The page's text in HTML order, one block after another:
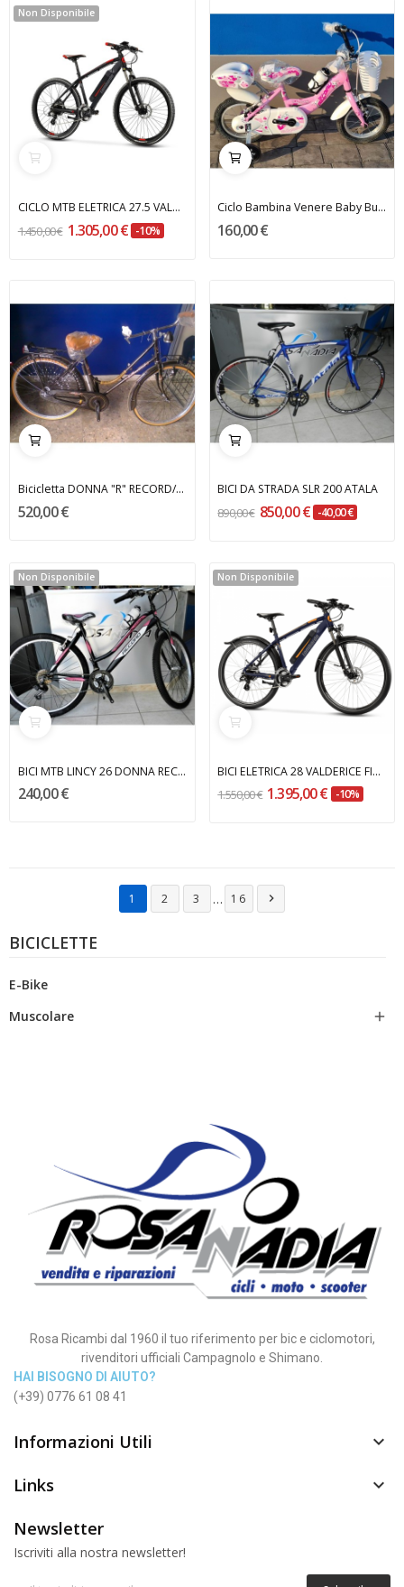
BICICLETTE
E-Bike
Muscolare

Non Disponibile
CICLO MTB ELETRICA 27.5 VALDERICE WM LOMBARDO
1.450,00 € 1.305,00 € -10%
Ciclo Bambina Venere Baby Bunny 12'' RECORD
160,00 €
Bicicletta DONNA "R" RECORD/CASADEI
520,00 €
BICI DA STRADA SLR 200 ATALA
890,00 € 850,00 € -40,00 €
Non Disponibile
BICI MTB LINCY 26 DONNA RECORD
240,00 €
Non Disponibile
BICI ELETRICA 28 VALDERICE FIT LOMBARDO
1.550,00 € 1.395,00 € -10%
1 2 3 … 16 
Rosa Ricambi dal 1960 il tuo riferimento per bic e ciclomotori,
rivenditori ufficiali Campagnolo e Shimano.
HAI BISOGNO DI AIUTO?
(+39) 0776 61 08 41
Informazioni Utili 
Links 
Newsletter
Iscriviti alla nostra newsletter!